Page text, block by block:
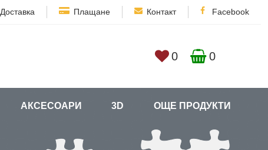
Доставка Плащане Контакт Facebook
0 0
АКСЕСОАРИ 3D ОЩЕ ПРОДУКТИ